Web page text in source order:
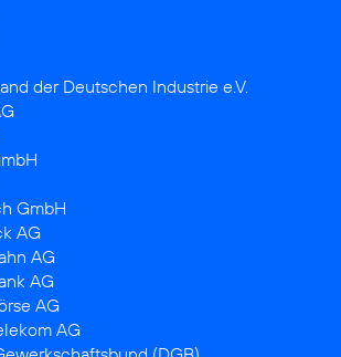
der Deutschen Industrie e.V.
GmbH
AG
AG
AG
AG
AG